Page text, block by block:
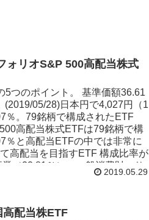
ォリオS&P 500高配当株式
5つのポイント。 基準価額36.61
(2019/05/28)日本円で4,027円（1
％。79銘柄で構成されたETF
高配当株式ETFは79銘柄で構
％と高配当ETFの中では非常に
高配当を目指すETF 構成比率が
（22.81％）、一般消費財・サ
ています。不動産と公共事業で
きます。 分配金利回りは4.33％
2019.05.29
高配当株ETF